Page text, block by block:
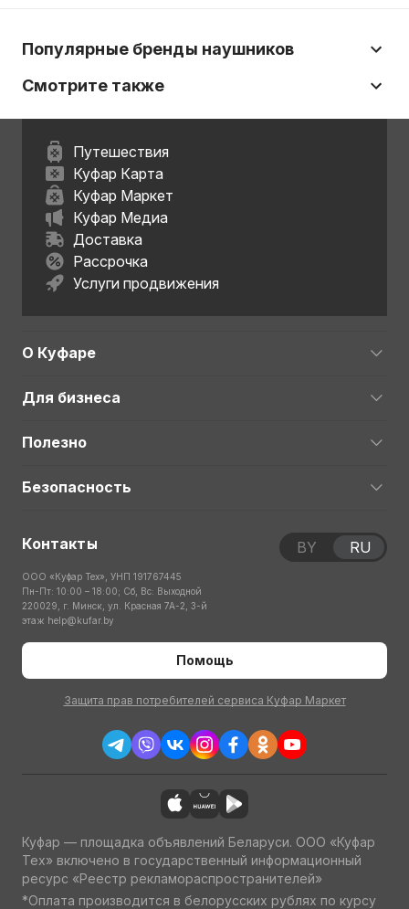
Популярные бренды наушников
Смотрите также
Путешествия
Куфар Карта
Куфар Маркет
Куфар Медиа
Доставка
Рассрочка
Услуги продвижения
О Куфаре
Для бизнеса
Полезно
Безопасность
Контакты
ООО «Куфар Тех», УНП 191767445
Пн-Пт: 10:00 – 18:00; Сб, Вс: Выходной
220029, г. Минск, ул. Красная 7А-2, 3-й
этаж help@kufar.by
Помощь
Защита прав потребителей сервиса Куфар Маркет
BY RU
Куфар — площадка объявлений Беларуси. ООО «Куфар
Тех» включено в государственный информационный
ресурс «Реестр рекламораспространителей»
*Оплата производится в белорусских рублях по курсу